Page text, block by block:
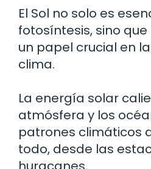
El Sol no solo es
fotosíntesis, sino
un papel crucial en
clima.
La energía solar
atmósfera y los
patrones climáticos
todo, desde las